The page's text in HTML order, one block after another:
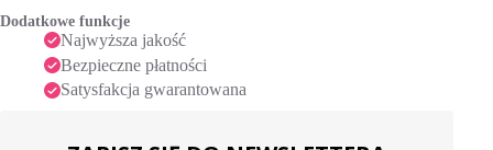
:Dodatkowe funkcje
Najwyższa jakość
Bezpieczne płatności
Satysfakcja gwarantowana